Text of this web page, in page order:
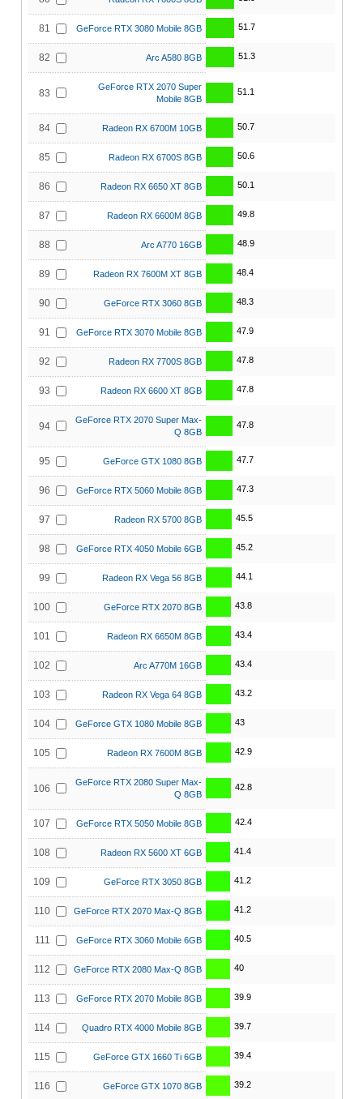
81 GeForce RTX 3080 Mobile 8GB 51.7
82 Arc A580 8GB 51.3
83
GeForce RTX 2070 Super
Mobile 8GB
51.1
84 Radeon RX 6700M 10GB 50.7
85 Radeon RX 6700S 8GB 50.6
86 Radeon RX 6650 XT 8GB 50.1
87 Radeon RX 6600M 8GB 49.8
88 Arc A770 16GB 48.9
89 Radeon RX 7600M XT 8GB 48.4
90 GeForce RTX 3060 8GB 48.3
91 GeForce RTX 3070 Mobile 8GB 47.9
92 Radeon RX 7700S 8GB 47.8
93 Radeon RX 6600 XT 8GB 47.8
94
GeForce RTX 2070 Super Max-
Q 8GB
47.8
95 GeForce GTX 1080 8GB 47.7
96 GeForce RTX 5060 Mobile 8GB 47.3
97 Radeon RX 5700 8GB 45.5
98 GeForce RTX 4050 Mobile 6GB 45.2
99 Radeon RX Vega 56 8GB 44.1
100 GeForce RTX 2070 8GB 43.8
101 Radeon RX 6650M 8GB 43.4
102 Arc A770M 16GB 43.4
103 Radeon RX Vega 64 8GB 43.2
104 GeForce GTX 1080 Mobile 8GB 43
105 Radeon RX 7600M 8GB 42.9
106
GeForce RTX 2080 Super Max-
Q 8GB
42.8
107 GeForce RTX 5050 Mobile 8GB 42.4
108 Radeon RX 5600 XT 6GB 41.4
109 GeForce RTX 3050 8GB 41.2
110 GeForce RTX 2070 Max-Q 8GB 41.2
111 GeForce RTX 3060 Mobile 6GB 40.5
112 GeForce RTX 2080 Max-Q 8GB 40
113 GeForce RTX 2070 Mobile 8GB 39.9
114 Quadro RTX 4000 Mobile 8GB 39.7
115 GeForce GTX 1660 Ti 6GB 39.4
116 GeForce GTX 1070 8GB 39.2